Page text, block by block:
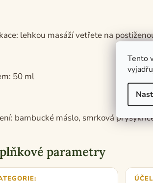
Tento
lehkou masáží vetřete na
50 ml
bambucké máslo, smrková
parametry
: ÚČEL